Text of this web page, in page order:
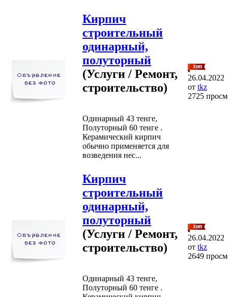
Кирпич
строительный
одинарный,
полуторный
(Услуги / Ремонт,
строительство)
Одинарный 43 тенге,
Полуторный 60 тенге .
Керамический кирпич
обычно применяется для
возведения нес...
26.04.2022
от tkz
2725
Кирпич
строительный
одинарный,
полуторный
(Услуги / Ремонт,
строительство)
Одинарный 43 тенге,
Полуторный 60 тенге .
26.04.2022
от tkz
2649